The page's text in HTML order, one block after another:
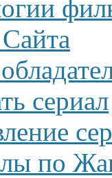
сериал
по